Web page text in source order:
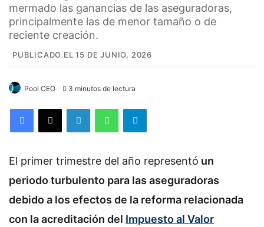
mermado las ganancias de las aseguradoras,
principalmente las de menor tamaño o de
reciente creación.
PUBLICADO EL 15 DE JUNIO, 2026
Pool CEO 3 minutos de lectura
El primer trimestre del año representó un
periodo turbulento para las aseguradoras
debido a los efectos de la reforma relacionada
con la acreditación del Impuesto al Valor